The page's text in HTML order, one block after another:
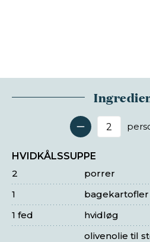
HVIDKÅLSSUPPE
porrer
2
bagekartofler
1
hvidløg
1 fed
olivenolie til